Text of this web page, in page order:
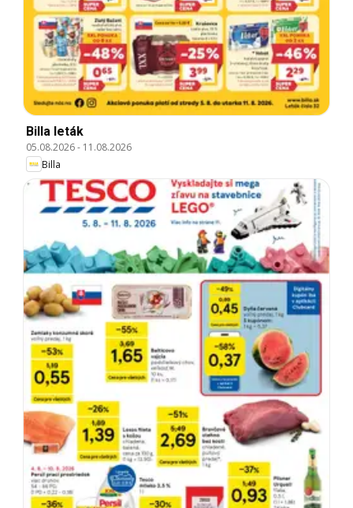
Billa leták
05.08.2026- 11.08.2026
Billa